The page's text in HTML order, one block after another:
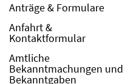
Anträge & Formulare
Anfahrt &
Kontaktformular
Amtliche
Bekanntmachungen und
Bekanntgaben